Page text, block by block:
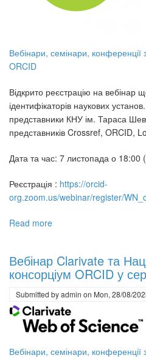
Вебінари, семінари, конференції
ORCID
Відкрито реєстрацію на вебінар
ідентифікаторів наукових
представники КНУ ім. Тараса
представників Crossref,
Дата та час: 7 листопада о 18:00
Реєстрація : https://orcid-
org.zoom.us/webinar/register/
Read more
ORCID
Вебінар Clarivate та
консорціум ORCID у
Submitted byadmin on Mon, 28/08/
Вебінари, семінари, конференції